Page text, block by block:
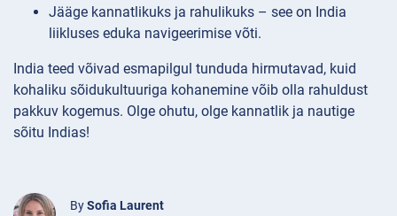
Jääge kannatlikuks ja rahulikuks – see on India
liikluses eduka navigeerimise võti.
India teed võivad esmapilgul tunduda hirmutavad, kuid
kohaliku sõidukultuuriga kohanemine võib olla rahuldust
pakkuv kogemus. Olge ohutu, olge kannatlik ja nautige
sõitu Indias!
BySofia Laurent